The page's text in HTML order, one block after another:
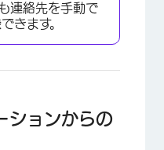
連絡先を手動で
きます。
ションからの